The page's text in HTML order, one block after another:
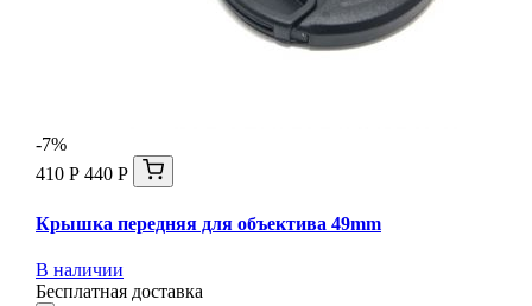
-7%
410 Р 440 Р
Крышка передняя для объектива 49mm
В наличии
Бесплатная доставка